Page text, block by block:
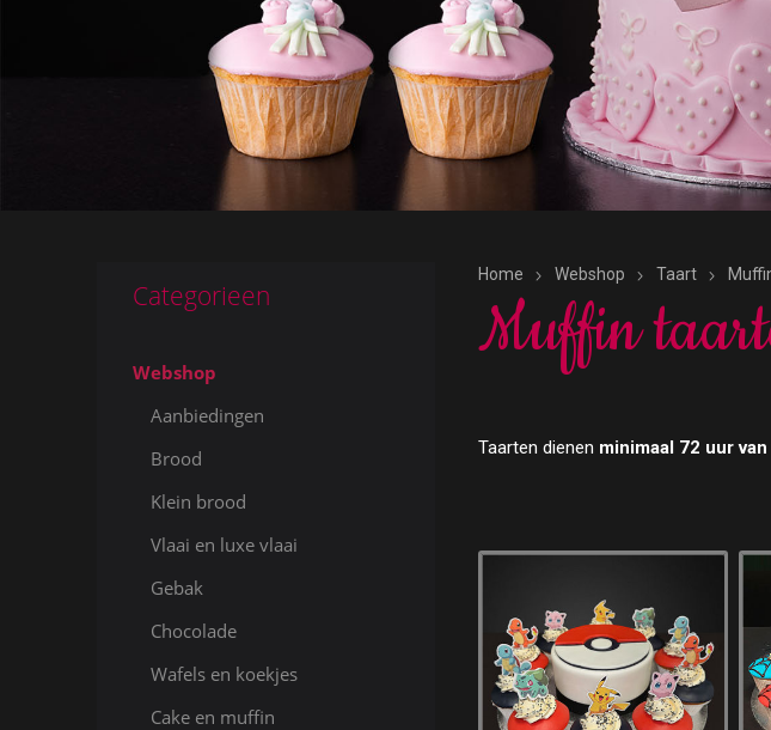
Home Webshop Taart
Muffin
Taarten dienen minimaal 72 uur
Categorieen
Webshop
Aanbiedingen
Brood
Klein brood
Vlaai en luxe vlaai
Gebak
Chocolade
Wafels en koekjes
Cake en muffin